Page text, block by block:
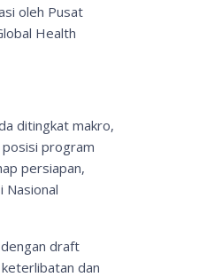
oleh Pusat
Health
ditingkat makro,
posisi program
persiapan,
Nasional
draft
dan